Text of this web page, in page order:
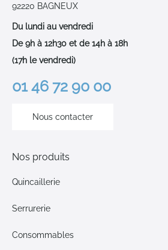
92220 BAGNEUX
Du lundi au vendredi
De 9h à 12h30 et de 14h à 18h
(17h le vendredi)
01 46 72 90 00
Nous contacter
Nos produits
Quincaillerie
Serrurerie
Consommables